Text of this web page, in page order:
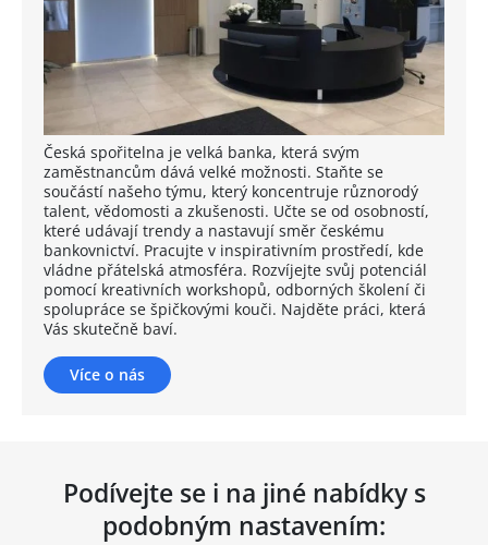
Česká spořitelna je velká banka, která svým
zaměstnancům dává velké možnosti. Staňte se
součástí našeho týmu, který koncentruje různorodý
talent, vědomosti a zkušenosti. Učte se od osobností,
které udávají trendy a nastavují směr českému
bankovnictví. Pracujte v inspirativním prostředí, kde
vládne přátelská atmosféra. Rozvíjejte svůj potenciál
pomocí kreativních workshopů, odborných školení či
spolupráce se špičkovými kouči. Najděte práci, která
Vás skutečně baví.
Více o nás
Podívejte se i na jiné nabídky s
podobným nastavením: